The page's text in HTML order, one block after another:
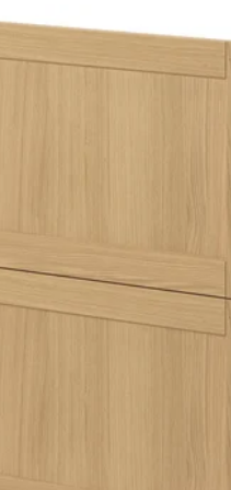
de caixón, carballo, 60x20 cm
de caixón, carballo, 80x40 cm